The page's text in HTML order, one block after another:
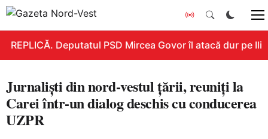
REPLICĂ. Deputatul PSD Mircea Govor îl atacă dur pe
Jurnaliști din nord-vestul țării, reuniți la
Carei într-un dialog deschis cu conducerea
UZPR